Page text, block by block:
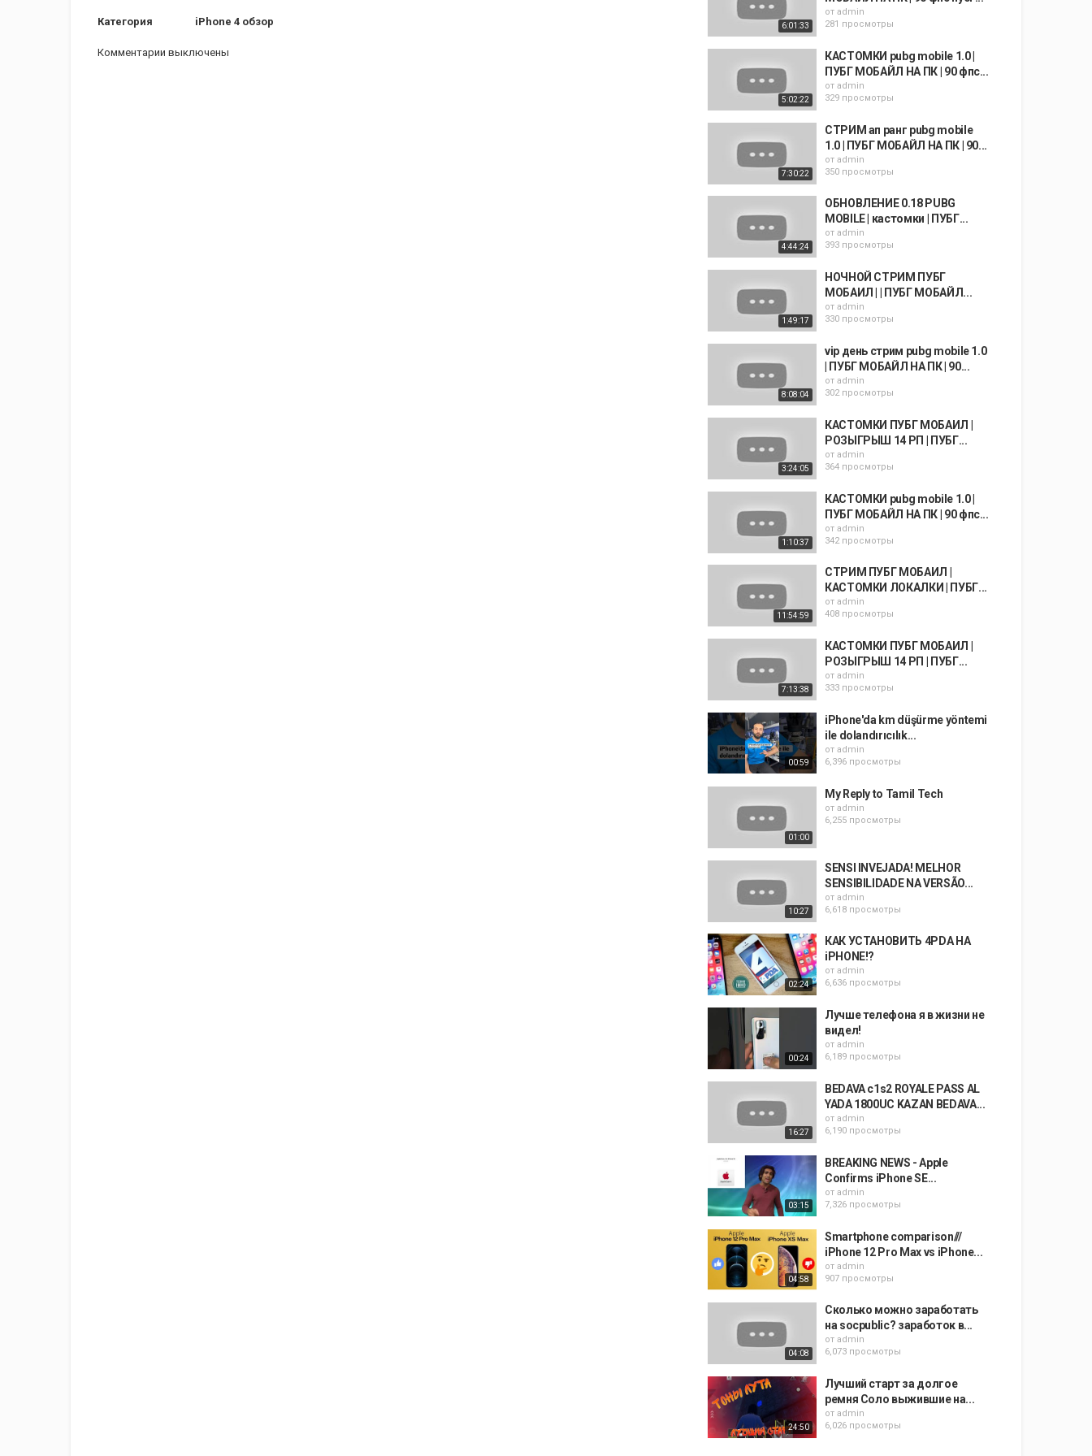
Категория iPhone 4 обзор
Комментарии выключены
6:01:33
от admin
281 просмотры
5:02:22
КАСТОМКИ pubg mobile 1.0 |
ПУБГ МОБАЙЛ НА ПК | 90 фпс...
от admin
329 просмотры
7:30:22
СТРИМ ап ранг pubg mobile
1.0 | ПУБГ МОБАЙЛ НА ПК | 90...
от admin
350 просмотры
4:44:24
ОБНОВЛЕНИЕ 0.18 PUBG
MOBILE | кастомки | ПУБГ...
от admin
393 просмотры
1:49:17
НОЧНОЙ СТРИМ ПУБГ
МОБАИЛ | | ПУБГ МОБАЙЛ...
от admin
330 просмотры
8:08:04
vip день стрим pubg mobile 1.0
| ПУБГ МОБАЙЛ НА ПК | 90...
от admin
302 просмотры
3:24:05
КАСТОМКИ ПУБГ МОБАИЛ |
РОЗЫГРЫШ 14 РП | ПУБГ...
от admin
364 просмотры
1:10:37
КАСТОМКИ pubg mobile 1.0 |
ПУБГ МОБАЙЛ НА ПК | 90 фпс...
от admin
342 просмотры
11:54:59
СТРИМ ПУБГ МОБАИЛ |
КАСТОМКИ ЛОКАЛКИ | ПУБГ...
от admin
408 просмотры
7:13:38
КАСТОМКИ ПУБГ МОБАИЛ |
РОЗЫГРЫШ 14 РП | ПУБГ...
от admin
333 просмотры
00:59
iPhone'da km düşürme yöntemi
ile dolandırıcılık...
от admin
6,396 просмотры
01:00
My Reply to Tamil Tech
от admin
6,255 просмотры
10:27
SENSI INVEJADA! MELHOR
SENSIBILIDADE NA VERSÃO...
от admin
6,618 просмотры
02:24
КАК УСТАНОВИТЬ 4PDA НА
iPHONE!?
от admin
6,636 просмотры
00:24
Лучше телефона я в жизни не
видел!
от admin
6,189 просмотры
16:27
BEDAVA c1s2 ROYALE PASS AL
YADA 1800UC KAZAN BEDAVA...
от admin
6,190 просмотры
03:15
BREAKING NEWS - Apple
Confirms iPhone SE...
от admin
7,326 просмотры
04:58
Smartphone comparison///
iPhone 12 Pro Max vs iPhone...
от admin
907 просмотры
04:08
Сколько можно заработать
на socpublic? заработок в...
от admin
6,073 просмотры
24:50
Лучший старт за долгое
ремня Соло выжившие на...
от admin
6,026 просмотры